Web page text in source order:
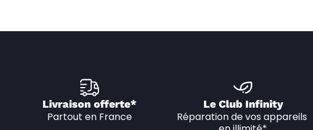
Livraison offerte*
Partout en France
Le Club Infinity
Réparation de vos appareils